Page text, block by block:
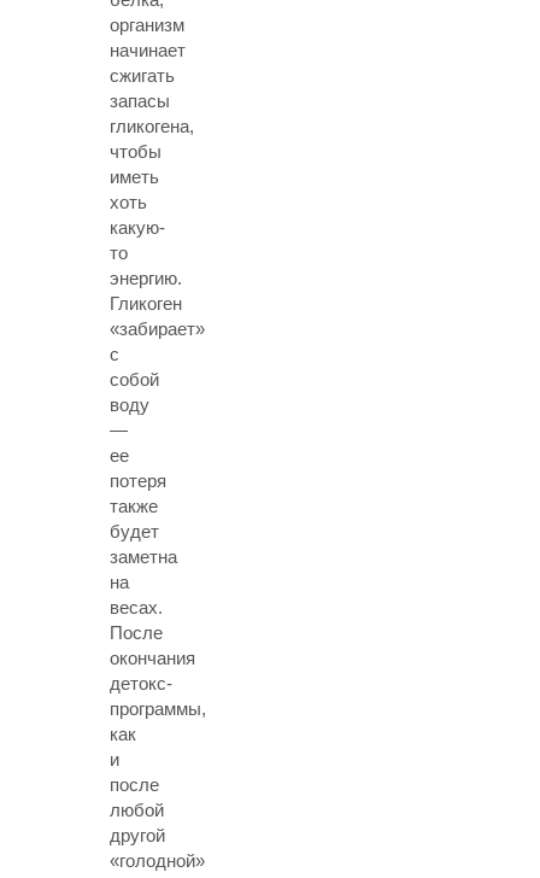
организм
начинает
сжигать
запасы
гликогена,
чтобы
иметь
хоть
какую-
то
энергию.
Гликоген
«забирает»
с
собой
воду
—
ее
потеря
также
будет
заметна
на
весах.
После
окончания
детокс-
программы,
как
и
после
любой
другой
«голодной»